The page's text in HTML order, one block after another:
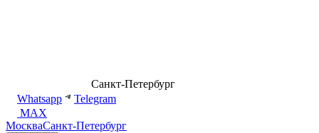
Санкт-Петербург
Whatsapp
Telegram
MAX
МоскваСанкт-Петербург